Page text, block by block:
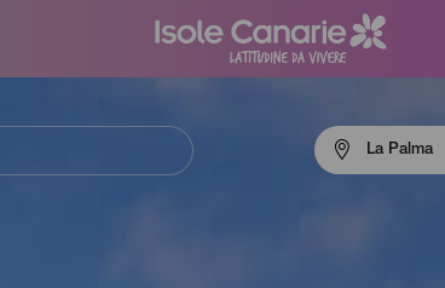
La Palma